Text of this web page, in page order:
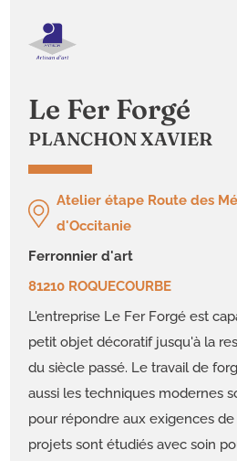
Le Fer Forgé
PLANCHON XAVIER
Atelier étape Route des
d'Occitanie
ferronnier d'art
81210 ROQUECOURBE
L'entreprise Le Fer Forgé est
petit objet décoratif jusqu'à la
du siècle passé. Le travail de
aussi les techniques modernes
pour répondre aux exigences
projets sont étudiés avec soin